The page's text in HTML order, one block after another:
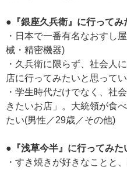
●『銀座久兵衛』に行ってみ
・日本で一番有名なおすし
械・精密機器)
・久兵衛に限らず、社会人
店に行ってみたいと思って
・学生時代だけでなく、社
きたいお店」。大統領が食
たい(男性／29歳／その他)
●『浅草今半』に行ってみた
・すき焼きが好きなことと